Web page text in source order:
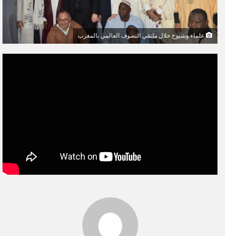
ل
ك
ت
ر
و
علماء وشيوخ خلال ملتقي التصوف العالمي بالمغرب